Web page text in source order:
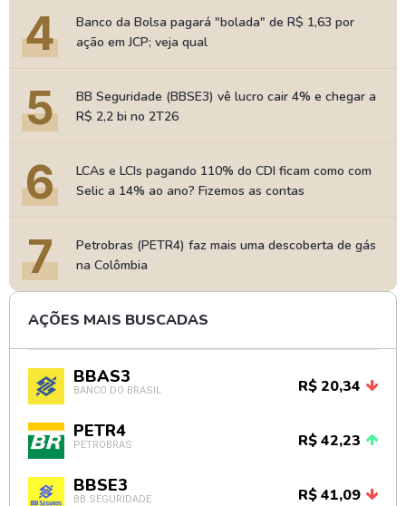
4
Banco da Bolsa pagará "bolada" de R$ 1,63 por
ação em JCP; veja qual
5
BB Seguridade (BBSE3) vê lucro cair 4% e chegar a
R$ 2,2 bi no 2T26
6
LCAs e LCIs pagando 110% do CDI ficam como com
Selic a 14% ao ano? Fizemos as contas
7
Petrobras (PETR4) faz mais uma descoberta de gás
na Colômbia
AÇÕES MAIS BUSCADAS
BBAS3
BANCO DO BRASIL R$ 20,34
PETR4
PETROBRAS R$ 42,23
BBSE3
BB SEGURIDADE R$ 41,09